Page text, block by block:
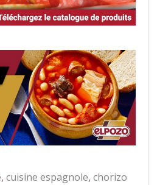
, cuisine espagnole, chorizo